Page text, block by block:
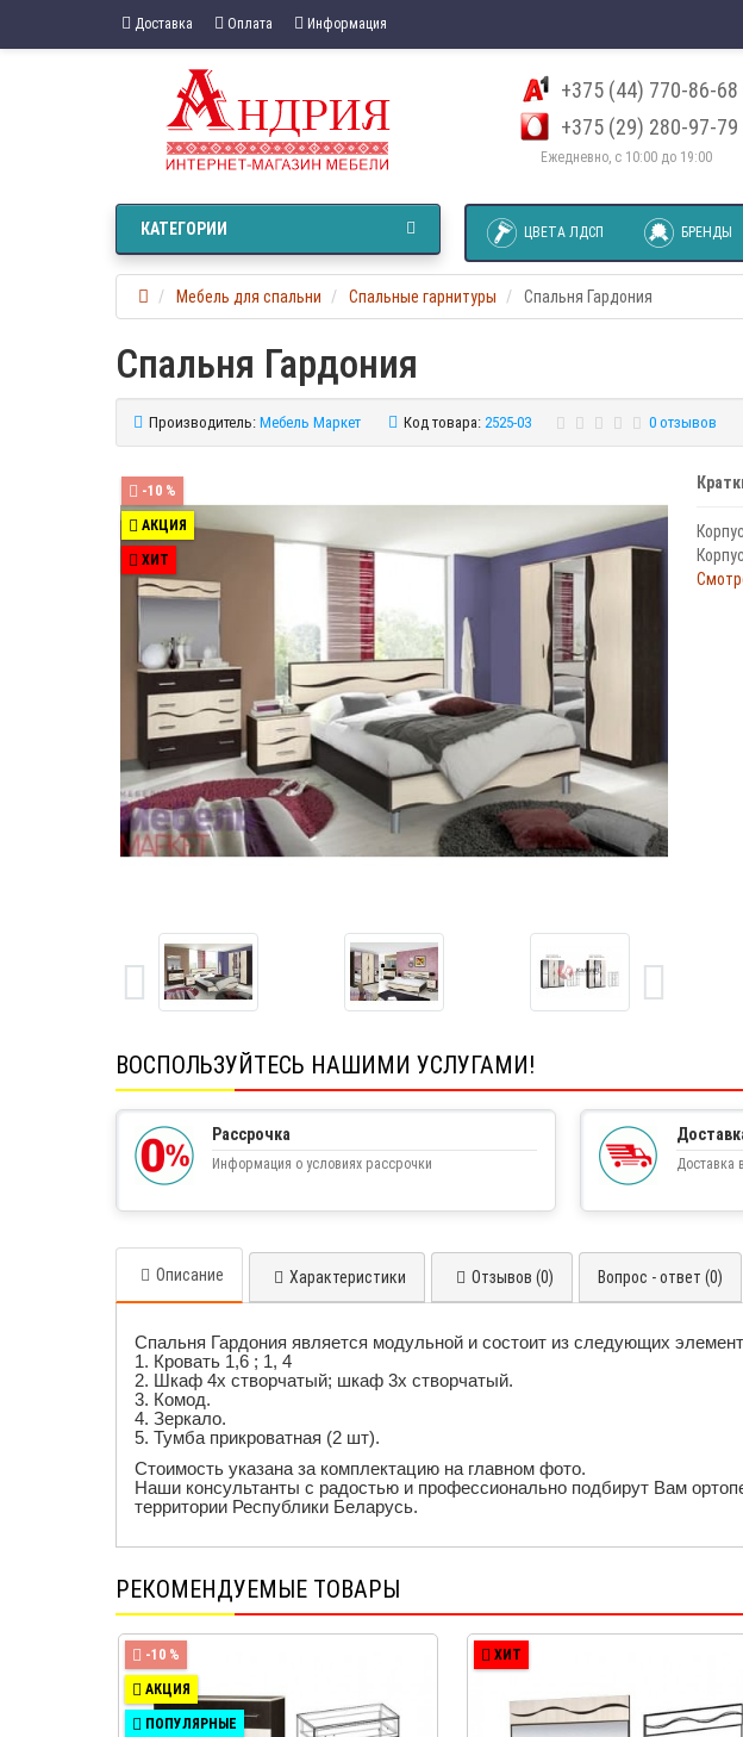
Доставка Оплата Информация
+375 (44) 770-86-68
+375 (29) 280-97-79
Ежедневно, с 10:00 до 19:00
ЦВЕТА ЛДСП БРЕНДЫ
КАТЕГОРИИ
Мебель для спальни Спальные гарнитуры Спальня Гардония
Спальня Гардония
Производитель: Мебель Маркет Код товара: 2525-03 0 отзывов
-10 %
АКЦИЯ
ХИТ
ВОСПОЛЬЗУЙТЕСЬ НАШИМИ УСЛУГАМИ!
Рассрочка
Информация о условиях рассрочки Доставка
Описание Характеристики Отзывов (0) Вопрос - ответ (0)
Спальня Гардония является модульной и состоит из следующих
1. Кровать 1,6 ; 1, 4
2. Шкаф 4х створчатый; шкаф 3х створчатый.
3. Комод.
4. Зеркало.
5. Тумба прикроватная (2 шт).
Стоимость указана за комплектацию на главном фото.
Наши консультанты с радостью и профессионально подбирут Вам
территории Республики Беларусь.
РЕКОМЕНДУЕМЫЕ ТОВАРЫ
-10 %
АКЦИЯ
ПОПУЛЯРНЫЕ
ХИТ